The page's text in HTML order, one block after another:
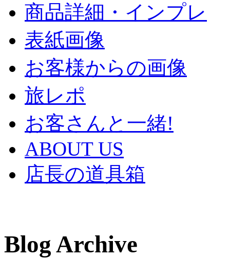
商品詳細・インプレ
表紙画像
お客様からの画像
旅レポ
お客さんと一緒!
ABOUT US
店長の道具箱
Blog Archive